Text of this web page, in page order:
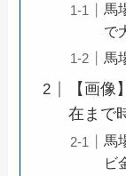
馬
で
馬
【画
在まで
馬
ビ